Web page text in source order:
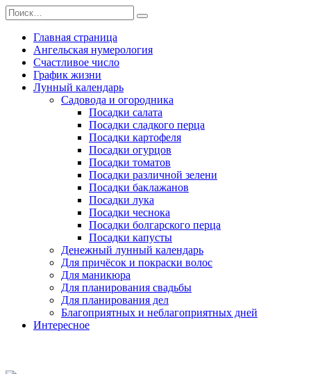
Перейти
к
содержанию
Search
for:
Главная страница
Ангельская нумерология
Счастливое число
График жизни
Лунный календарь
Садовода и огородника
Посадки салата
Посадки сладкого перца
Посадки картофеля
Посадки огурцов
Посадки томатов
Посадки различной зелени
Посадки баклажанов
Посадки лука
Посадки чеснока
Посадки болгарского перца
Посадки капусты
Денежный лунный календарь
Для причёсок и покраски волос
Для маникюра
Для планирования свадьбы
Для планирования дел
Благоприятных и неблагоприятных дней
Интересное